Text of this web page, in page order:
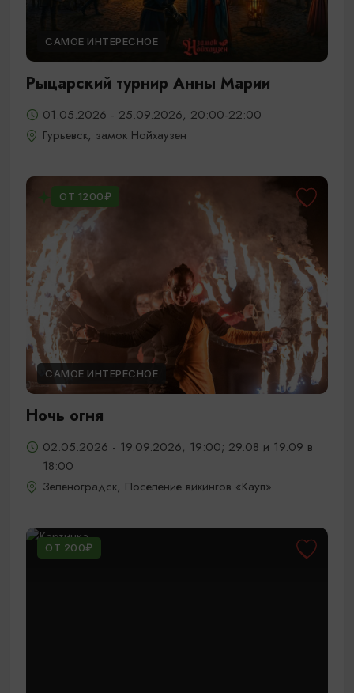
САМОЕ ИНТЕРЕСНОЕ
Рыцарский турнир Анны Марии
01.05.2026 - 25.09.2026, 20:00-22:00
Гурьевск, замок Нойхаузен
ОТ 1200₽
САМОЕ ИНТЕРЕСНОЕ
Ночь огня
02.05.2026 - 19.09.2026, 19:00; 29.08 и 19.09 в
18:00
Зеленоградск, Поселение викингов «Кауп»
ОТ 200₽